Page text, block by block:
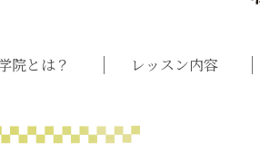
院とは？ レッスン内容